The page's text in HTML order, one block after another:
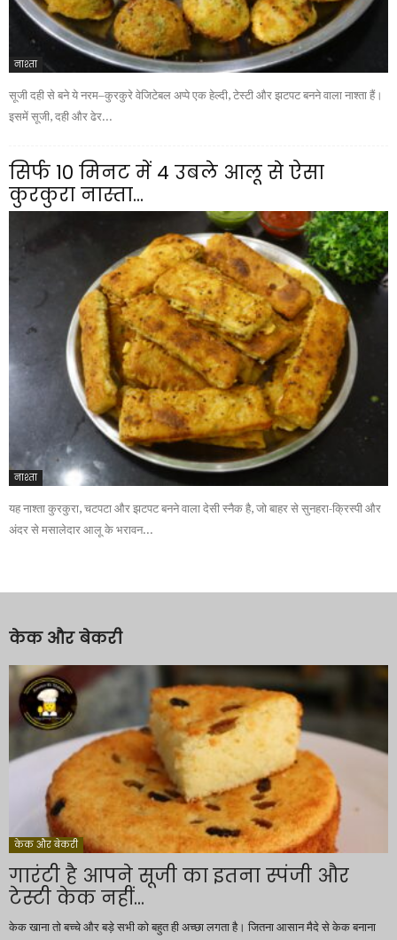
नाश्ता
सूजी दही से बने ये नरम–कुरकुरे वेजिटेबल अप्पे एक हेल्दी, टेस्टी और झटपट बनने वाला नाश्ता हैं।
इसमें सूजी, दही और ढेर...
सिर्फ 10 मिनट में 4 उबले आलू से ऐसा
कुरकुरा नास्ता...
नाश्ता
यह नाश्ता कुरकुरा, चटपटा और झटपट बनने वाला देसी स्नैक है, जो बाहर से सुनहरा-क्रिस्पी और
अंदर से मसालेदार आलू के भरावन...
केक और बेकरी
केक और बेकरी
गारंटी है आपने सूजी का इतना स्पंजी और
टेस्टी केक नहीं...
केक खाना तो बच्चे और बड़े सभी को बहुत ही अच्छा लगता है। जितना आसान मैदे से केक बनाना